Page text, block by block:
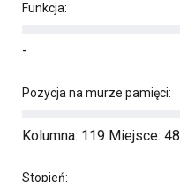
Funkcja:
-
Pozycja na murze pamięci:
Kolumna: 119 Miejsce: 48
Stopień: